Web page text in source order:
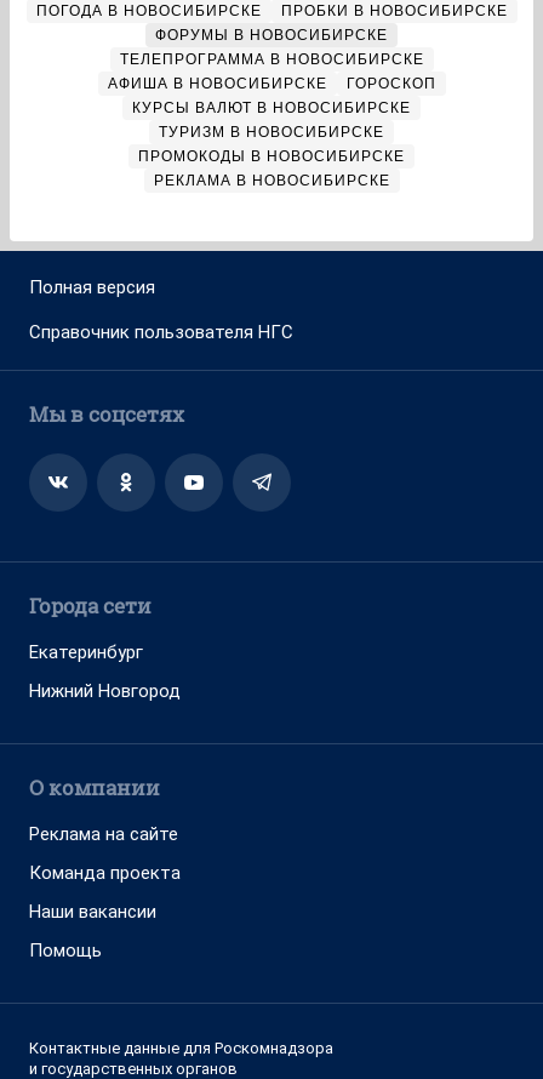
ПОГОДА В НОВОСИБИРСКЕ
ПРОБКИ В НОВОСИБИРСКЕ
ФОРУМЫ В НОВОСИБИРСКЕ
ТЕЛЕПРОГРАММА В НОВОСИБИРСКЕ
АФИША В НОВОСИБИРСКЕ
ГОРОСКОП
КУРСЫ ВАЛЮТ В НОВОСИБИРСКЕ
ТУРИЗМ В НОВОСИБИРСКЕ
ПРОМОКОДЫ В НОВОСИБИРСКЕ
РЕКЛАМА В НОВОСИБИРСКЕ
Полная версия
Справочник пользователя НГС
Мы в соцсетях
Города сети
Екатеринбург
Нижний Новгород
О компании
Реклама на сайте
Команда проекта
Наши вакансии
Помощь
Контактные данные для Роскомнадзора
и государственных органов